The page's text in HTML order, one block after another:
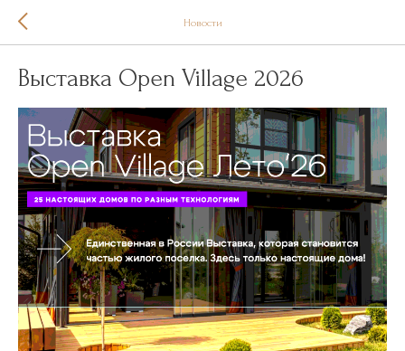
Новости
Выставка Open Village 2026